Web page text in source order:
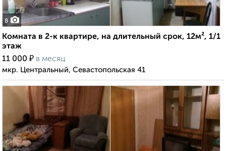
8
Комната в 2-к квартире, на длительный срок, 12м², 1/1
этаж
11 000 ₽ в месяц
мкр. Центральный, Севастопольская 41